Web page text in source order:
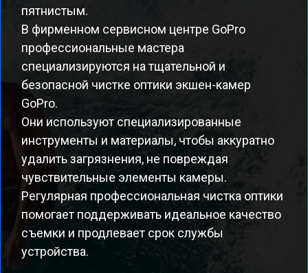
пятнистым.
В фирменном сервисном центре GoPro
профессиональные мастера
специализируются на тщательной и
безопасной чистке оптики экшен-камер
GoPro.
Они используют специализированные
инструменты и материалы, чтобы аккуратно
удалить загрязнения, не повреждая
чувствительные элементы камеры.
Регулярная профессиональная чистка оптики
помогает поддерживать идеальное качество
съемки и продлевает срок службы
устройства.